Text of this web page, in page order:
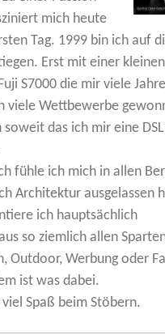
mich heute
Tag. 1999 bin ich auf
Erst mit einer
S7000 die mir viele
viele Wettbewerbe
das ich mir eine
fühle ich mich in allen
Architektur ausgelassen
ich hauptsächlich
so ziemlich allen
Outdoor, Werbung oder
ist was dabei.
Spaß beim Stöbern.